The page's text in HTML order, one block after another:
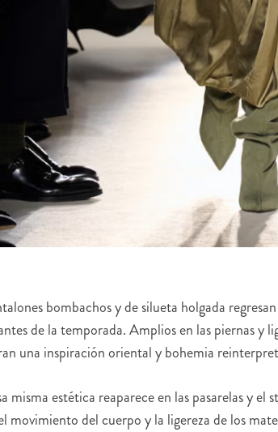
bombachos y de silueta holgada
de la temporada. Amplios en las piernas y
una inspiración oriental y bohemia
misma estética reaparece en las pasarelas y
movimiento del cuerpo y la ligereza de los